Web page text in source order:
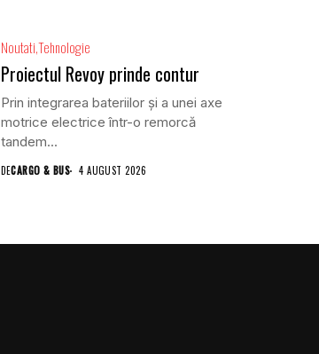
NoutatiTehnologie
Proiectul Revoy prinde contur
Prin integrarea bateriilor și a unei axe
motrice electrice într-o remorcă
tandem...
DECARGO & BUS 4 AUGUST 2026